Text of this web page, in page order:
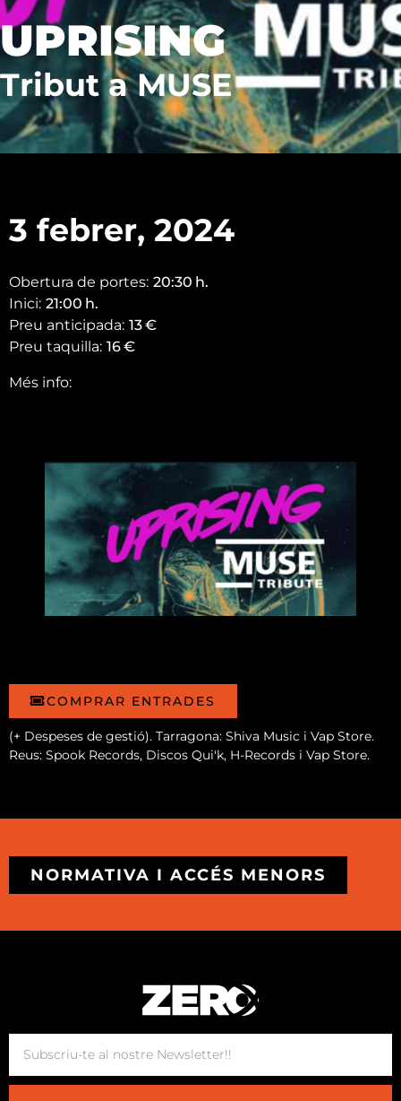
UPRISING
Tribut a MUSE
3 febrer, 2024
Obertura de portes: 20:30 h.
Inici: 21:00 h.
Preu anticipada: 13€
Preu taquilla: 16€
Més info:
COMPRAR ENTRADES
(+ Despeses de gestió). Tarragona: Shiva Music i Vap Store.
Reus: Spook Records, Discos Qui'k, H-Records i Vap Store.
NORMATIVA I ACCÉS MENORS